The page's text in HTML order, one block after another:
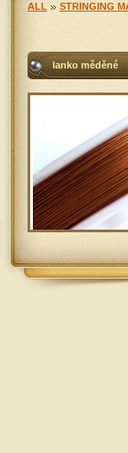
ALL STRINGING
lanko měděné